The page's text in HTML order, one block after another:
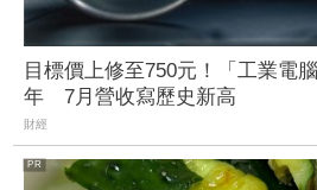
目標價上修至750元！「工業電
年 7月營收寫歷史新高
財經